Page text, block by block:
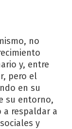
no
y, entre
pero el
en su
su entorno,
respaldar a
y